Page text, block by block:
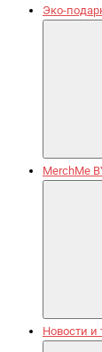
Эко-
MerchMe
Новости и